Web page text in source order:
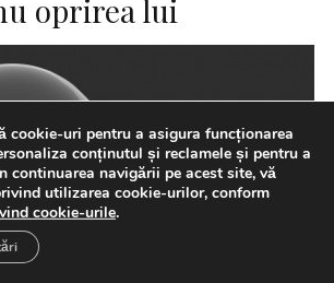
oprirea lui
cookie-uri pentru a asigura funcționarea
conținutul și reclamele și pentru a
continuarea navigării pe acest site, vă
utilizarea cookie-urilor, conform
cookie-urile.